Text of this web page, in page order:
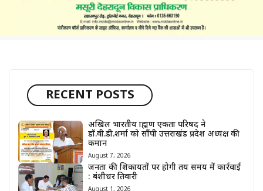
RECENT POSTS
अखिल भारतीय ब्राह्मण एकता परिषद ने
डॉ.वी.डी.शर्मा को सौंपी उत्तराखंड प्रदेश अध्यक्ष की
कमान
August 7, 2026
जनता की शिकायतों पर होगी तय समय में कार्रवाई
: बंशीधर तिवारी